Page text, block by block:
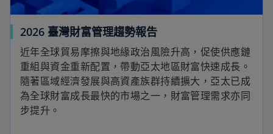
2026 臺灣財富管理趨勢報告
近年全球貿易摩擦與地緣政治風險升高，促使供應鏈
重組與資金重新配置，帶動亞太地區財富快速成長。
隨著區域經濟發展與高資產族群持續擴大，亞太已成
為全球財富成長最快的市場之一，財富管理需求亦同
步提升。